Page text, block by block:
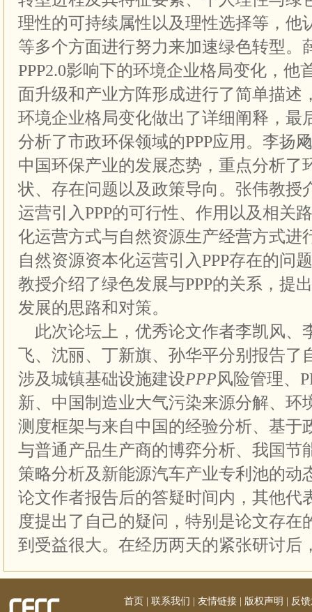
理性的可持续属性以及理性选择等，他
等多个方面进行努力来加速绿色转型。
PPP2.0影响下的环境企业格局变化，他
面升级和产业方阵形成进行了简单描述
环境企业格局变化做出了详细阐释，最
分析了市政环保领域的PPP应用。李扬
中国环保产业的发展态势，重点分析了
状、存在问题以及政策导向。张伟教授
运营引入PPP的可行性、作用以及相关
化运营方式与自然资源生产经营方式进
自然资源资本化运营引入PPP存在的问
教授介绍了绿色发展与PPP的关系，提
发展的思路和对策。
此次论坛上，优秀论文作者李凯风、
飞、沈丽、丁新旗、孙华平分别报告了
涉及城镇基础设施建设PPP风险管理、
新、中国制造业大气污染来源分解、环
测度框架与来自中国的经验分析、基于
与普通产品生产商的博弈分析、我国节
策略分析及新能源汽车产业专利池的动
论文作者报告后的答疑时间内，其他代
度提出了自己的疑问，特别是论文存在
到受益很大。在经历两天的紧张研讨后
首页 联系我们 友情链接 版权声明 反